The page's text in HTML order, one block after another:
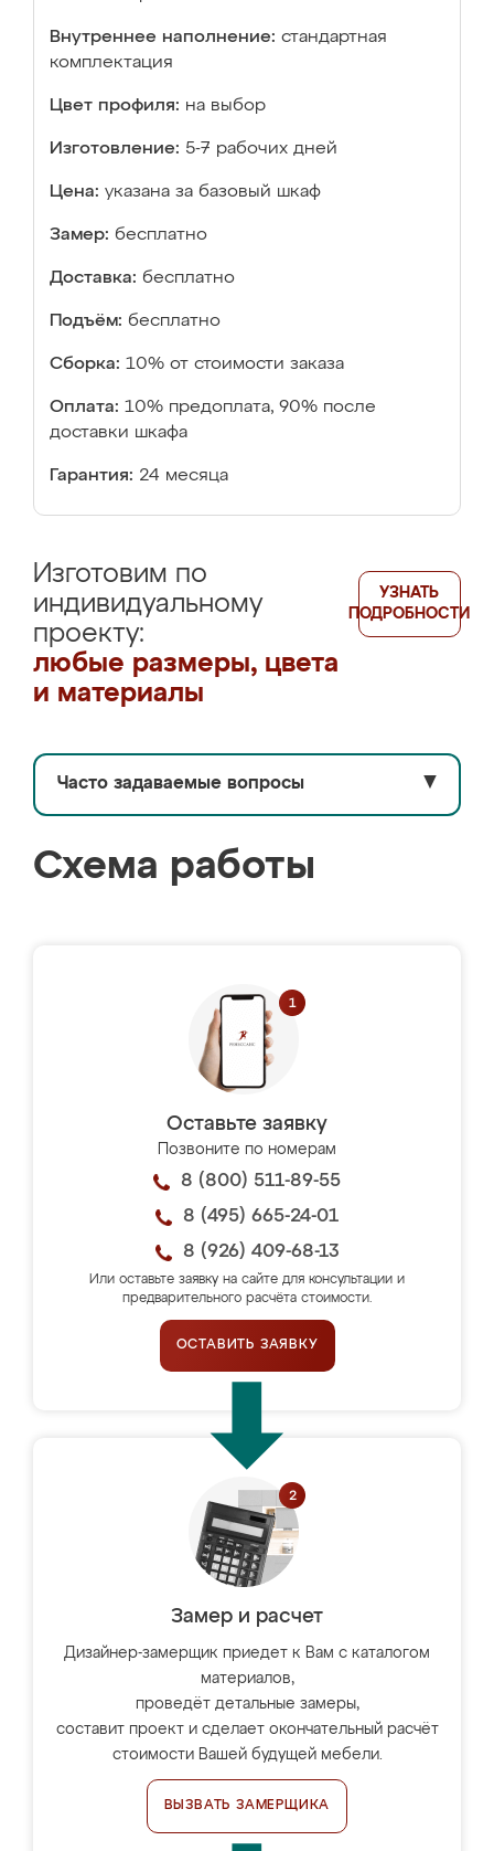
Внутреннее наполнение: стандартная
комплектация
Цвет профиля: на выбор
Изготовление: 5-7 рабочих дней
Цена: указана за базовый шкаф
Замер: бесплатно
Доставка: бесплатно
Подъём: бесплатно
Сборка: 10% от стоимости заказа
Оплата: 10% предоплата, 90% после
доставки шкафа
Гарантия: 24 месяца
Изготовим по
индивидуальному
проекту:
любые размеры, цвета
и материалы
УЗНАТЬ
ПОДРОБНОСТИ
Часто задаваемые вопросы ▼
Схема работы
Оставьте заявку
Позвоните по номерам
8 (800) 511-89-55
8 (495) 665-24-01
8 (926) 409-68-13
Или оставьте заявку на сайте для консультации и
предварительного расчёта стоимости.
ОСТАВИТЬ ЗАЯВКУ
Замер и расчет
Дизайнер-замерщик приедет к Вам с каталогом
материалов,
проведёт детальные замеры,
составит проект и сделает окончательный расчёт
стоимости Вашей будущей мебели.
ВЫЗВАТЬ ЗАМЕРЩИКА